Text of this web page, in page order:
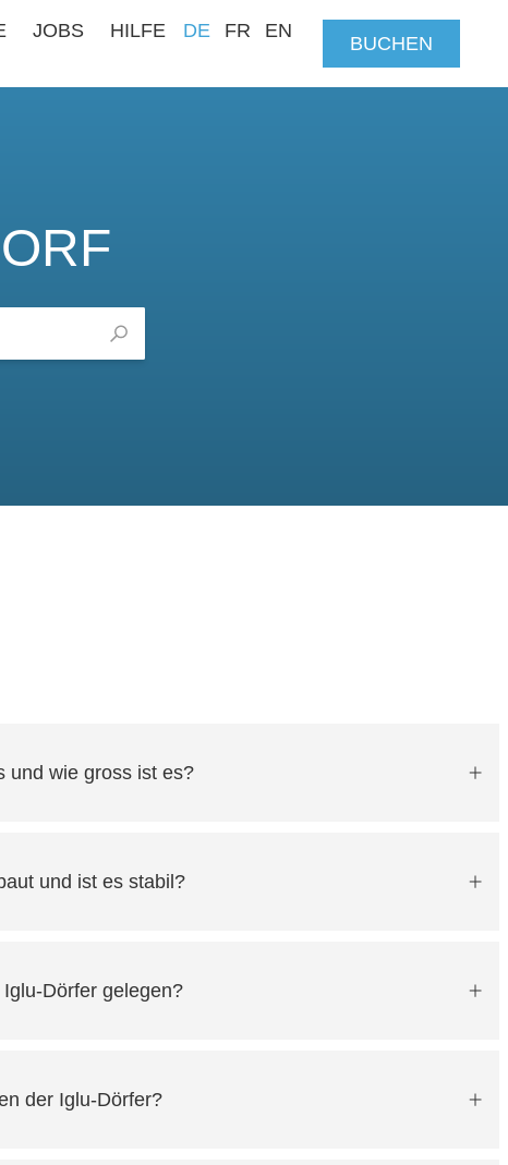
JOBS HILFE DE FR EN
BUCHEN
und wie gross ist es?
und ist es stabil?
Dörfer gelegen?
der Iglu-Dörfer?